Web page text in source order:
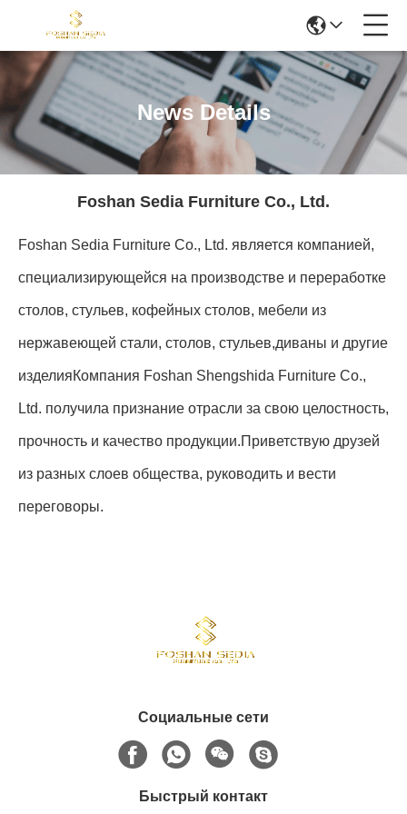
News Details
Foshan Sedia Furniture Co., Ltd.
Foshan Sedia Furniture Co., Ltd. является компанией,
специализирующейся на производстве и переработке
столов, стульев, кофейных столов, мебели из
нержавеющей стали, столов, стульев,диваны и другие
изделияКомпания Foshan Shengshida Furniture Co.,
Ltd. получила признание отрасли за свою целостность,
прочность и качество продукции.Приветствую друзей
из разных слоев общества, руководить и вести
переговоры.
Социальные сети
Быстрый контакт